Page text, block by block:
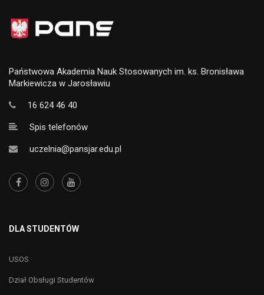
Państwowa Akademia Nauk Stosowanych im. ks. Bronisława
Markiewicza w Jarosławiu
16 624 46 40
Spis telefonów
uczelnia@pansjar.edu.pl
DLA STUDENTÓW
USOS
Dział Obsługi Studentów